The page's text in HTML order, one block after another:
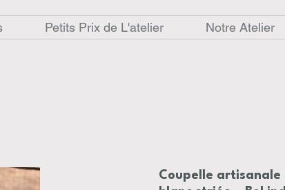
Petits Prix de L'atelier Notre Atelier
Coupelle artisanale